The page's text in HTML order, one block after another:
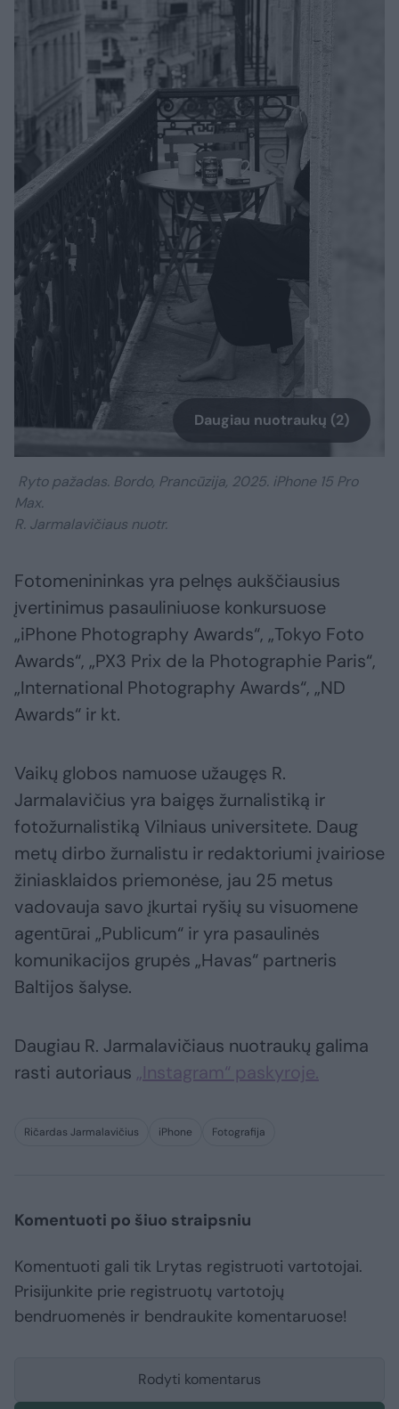
Daugiau nuotraukų (2)
Ryto pažadas. Bordo, Prancūzija, 2025. iPhone 15 Pro
Max.
R. Jarmalavičiaus nuotr.
Fotomenininkas yra pelnęs aukščiausius
įvertinimus pasauliniuose konkursuose
„iPhone Photography Awards“, „Tokyo Foto
Awards“, „PX3 Prix de la Photographie Paris“,
„International Photography Awards“, „ND
Awards“ ir kt.
Vaikų globos namuose užaugęs R.
Jarmalavičius yra baigęs žurnalistiką ir
fotožurnalistiką Vilniaus universitete. Daug
metų dirbo žurnalistu ir redaktoriumi įvairiose
žiniasklaidos priemonėse, jau 25 metus
vadovauja savo įkurtai ryšių su visuomene
agentūrai „Publicum“ ir yra pasaulinės
komunikacijos grupės „Havas“ partneris
Baltijos šalyse.
Daugiau R. Jarmalavičiaus nuotraukų galima
rasti autoriaus „Instagram“ paskyroje.
Ričardas Jarmalavičius iPhone Fotografija
Komentuoti po šiuo straipsniu
Komentuoti gali tik Lrytas registruoti vartotojai.
Prisijunkite prie registruotų vartotojų
bendruomenės ir bendraukite komentaruose!
Rodyti komentarus